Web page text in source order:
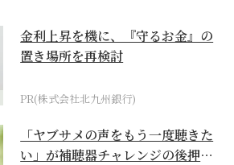
金利上昇を機に、『守るお金』の
置き場所を再検討
PR(株式会社北九州銀行)
「ヤブサメの声をもう一度聴きた
い」が補聴器チャレンジの後押し